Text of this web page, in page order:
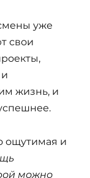
уже
свои
жизнь, и
ощутимая и
можно